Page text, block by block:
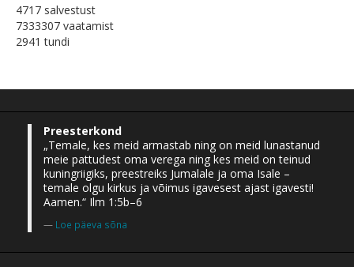
4717 salvestust
7333307 vaatamist
2941 tundi
Preesterkond
„Temale, kes meid armastab ning on meid lunastanud
meie pattudest oma verega ning kes meid on teinud
kuningriigiks, preestreiks Jumalale ja oma Isale –
temale olgu kirkus ja võimus igavesest ajast igavesti!
Aamen.“ Ilm 1:5b–6
Loe päeva sõna